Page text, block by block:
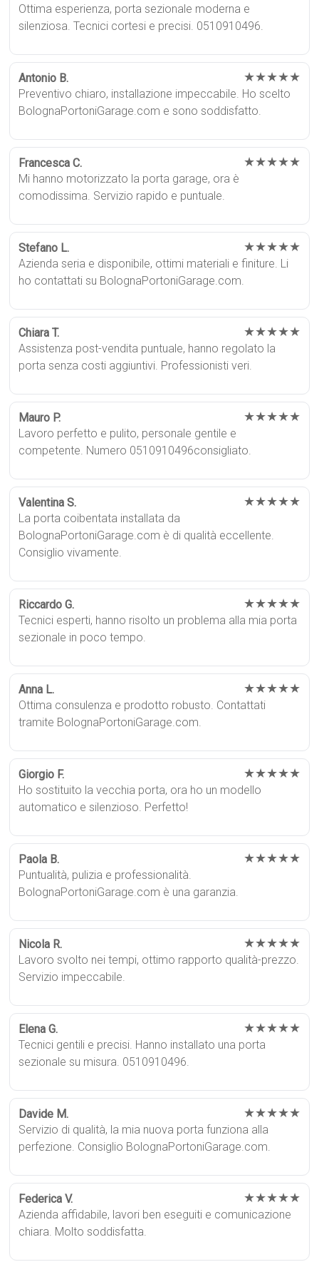
Ottima esperienza, porta sezionale moderna e
silenziosa. Tecnici cortesi e precisi. 0510910496.
Antonio B. ★★★★★
Preventivo chiaro, installazione impeccabile. Ho scelto
BolognaPortoniGarage.com e sono soddisfatto.
Francesca C. ★★★★★
Mi hanno motorizzato la porta garage, ora è
comodissima. Servizio rapido e puntuale.
Stefano L. ★★★★★
Azienda seria e disponibile, ottimi materiali e finiture. Li
ho contattati su BolognaPortoniGarage.com.
Chiara T. ★★★★★
Assistenza post-vendita puntuale, hanno regolato la
porta senza costi aggiuntivi. Professionisti veri.
Mauro P. ★★★★★
Lavoro perfetto e pulito, personale gentile e
competente. Numero 0510910496consigliato.
Valentina S. ★★★★★
La porta coibentata installata da
BolognaPortoniGarage.com è di qualità eccellente.
Consiglio vivamente.
Riccardo G. ★★★★★
Tecnici esperti, hanno risolto un problema alla mia porta
sezionale in poco tempo.
Anna L. ★★★★★
Ottima consulenza e prodotto robusto. Contattati
tramite BolognaPortoniGarage.com.
Giorgio F. ★★★★★
Ho sostituito la vecchia porta, ora ho un modello
automatico e silenzioso. Perfetto!
Paola B. ★★★★★
Puntualità, pulizia e professionalità.
BolognaPortoniGarage.com è una garanzia.
Nicola R. ★★★★★
Lavoro svolto nei tempi, ottimo rapporto qualità-prezzo.
Servizio impeccabile.
Elena G. ★★★★★
Tecnici gentili e precisi. Hanno installato una porta
sezionale su misura. 0510910496.
Davide M. ★★★★★
Servizio di qualità, la mia nuova porta funziona alla
perfezione. Consiglio BolognaPortoniGarage.com.
Federica V. ★★★★★
Azienda affidabile, lavori ben eseguiti e comunicazione
chiara. Molto soddisfatta.